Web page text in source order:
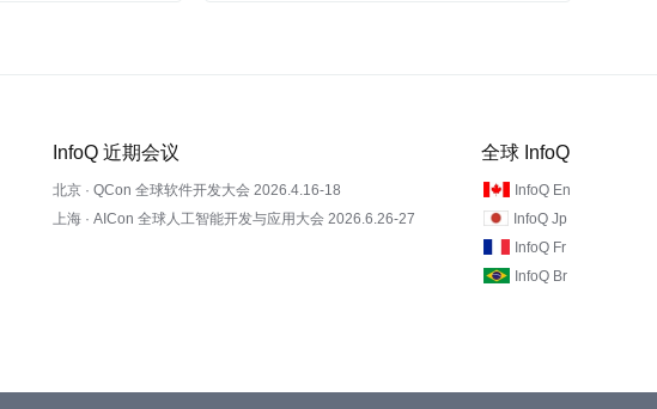
InfoQ 近期会议
北京 · QCon 全球软件开发大会 2026.4.16-18
上海 · AICon 全球人工智能开发与应用大会 2026.6.26-27
全球 InfoQ
InfoQ En
InfoQ Jp
InfoQ Fr
InfoQ Br